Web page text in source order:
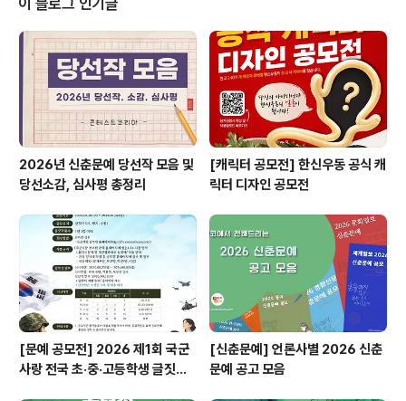
서초교육복지센터 담담서포터즈 7기 교육복지활동가 모집
✔ 제21회 청소년특별회의 청소년위원 모집​* 자세한 내용
은 뉴스카드를 클릭하시면 확인하실 수 있습니다. 자세한
내용은 콘테스트코리아 홈페이지에서 확인하시면 도움이
됩니다~​콘테스트, 공모전,..
이 블로그 인기글
2026년 신춘문예 당선작 모음 및
당선소감, 심사평 총정리
[캐릭터 공모전] 한신우동 공식 캐
릭터 디자인 공모전
[문예 공모전] 2026 제1회 국군
사랑 전국 초·중·고등학생 글짓기
[신춘문예] 언론사별 2026 신춘
문예 공고 모음